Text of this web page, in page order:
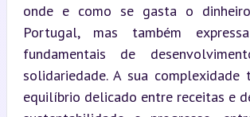
onde e como se gasta o
Portugal, mas também
fundamentais de
solidariedade. A sua complexidade
equilíbrio delicado entre receitas e